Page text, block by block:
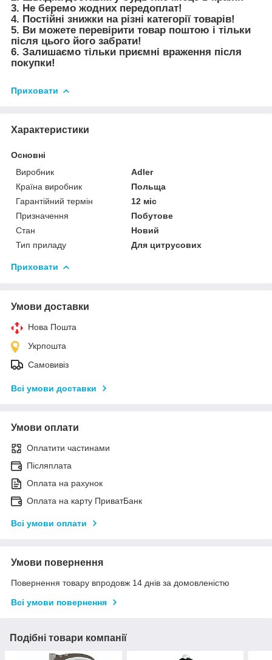
3. Не беремо жодних передоплат!
4. Постійні знижки на різні категорії товарів!
5. Ви можете перевірити товар поштою і тільки
після цього його забрати!
6. Залишаємо тільки приємні враження після
покупки!
Приховати
Характеристики
Основні
Виробник
Adler
Країна виробник
Польща
Гарантійний термін
12 міс
Призначення
Побутове
Стан
Новий
Тип приладу
Для цитрусових
Приховати
Умови доставки
Нова Пошта
Укрпошта
Самовивіз
Всі умови доставки
Умови оплати
Оплатити частинами
Післяплата
Оплата на рахунок
Оплата на карту ПриватБанк
Всі умови оплати
Умови повернення
Повернення товару впродовж 14 днів за домовленістю
Всі умови повернення
Подібні товари компанії